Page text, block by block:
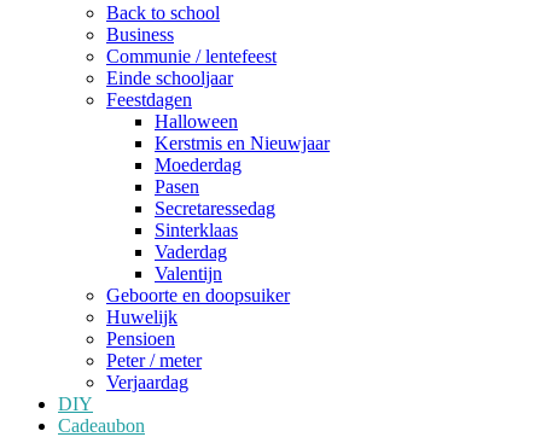
Back to school
Business
Communie / lentefeest
Einde schooljaar
Feestdagen
Halloween
Kerstmis en Nieuwjaar
Moederdag
Pasen
Secretaressedag
Sinterklaas
Vaderdag
Valentijn
Geboorte en doopsuiker
Huwelijk
Pensioen
Peter / meter
Verjaardag
DIY
Cadeaubon